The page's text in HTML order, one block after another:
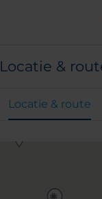
Locatie &
Locatie & route